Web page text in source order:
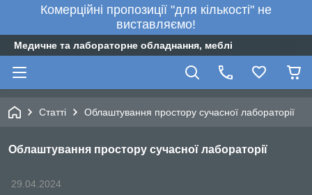
Комерційні пропозиції "для кількості" не
виставляємо!
Медичне та лабораторне обладнання, меблі
Статті Облаштування простору сучасної лабораторії
Облаштування простору сучасної лабораторії
29.04.2024